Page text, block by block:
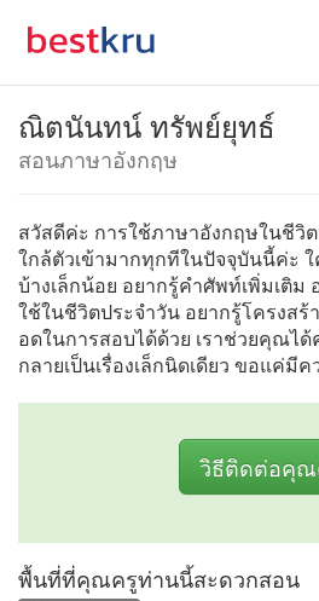
ณิตนันทน์ ทรัพย์ยุทธ์
สอนภาษาอังกฤษ
สวัสดีค่ะ การใช้ภาษาอังกฤษในชีวิ
ใกล้ตัวเข้ามากทุกทีในปัจจุบันนี้ค่ะ
บ้างเล็กน้อย อยากรู้คำศัพท์เพิ่มเติ
ใช้ในชีวิตประจำวัน อยากรู้โครงส
อดในการสอบได้ด้วย เราช่วยคุณได้
กลายเป็นเรื่องเล็กนิดเดียว ขอแค่มี
วิธีติดต่อคุ
พื้นที่ที่คุณครูท่านนี้สะดวกสอน